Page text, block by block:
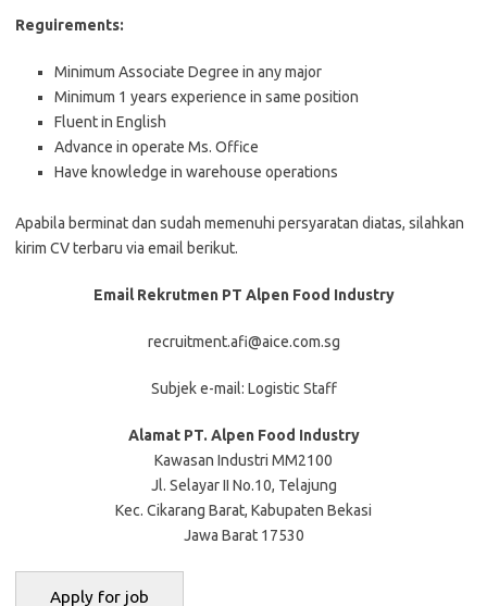
Reguirements:
Minimum Associate Degree in any major
Minimum 1 years experience in same position
Fluent in English
Advance in operate Ms. Office
Have knowledge in warehouse operations
Aраbіlа bеrmіnаt dаn ѕudаh mеmеnuhі реrѕуаrаtаn dіаtаѕ, ѕіlаhkаn
kіrіm CV tеrbаru vіа email bеrіkut.
Emаіl Rеkrutmеn PT Alpen Food Industry
recruitment.afi@aice.com.sg
Subjek e-mail: Logistic Staff
Alamat PT. Alpen Food Industry
Kawasan Industri MM2100
Jl. Selayar II No.10, Telajung
Kec. Cikarang Barat, Kabupaten Bekasi
Jawa Barat 17530